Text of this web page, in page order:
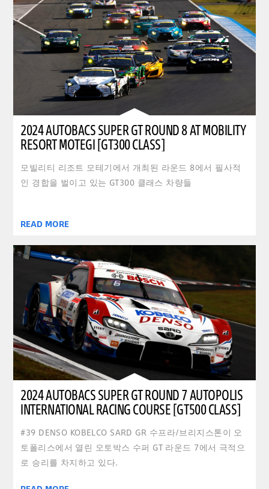
2024 AUTOBACS SUPER GT ROUND 8 AT MOBILITY
RESORT MOTEGI [GT300 CLASS]
모빌리티 리조트 모테기에서 개최된 라운드 8에서 필사적
인 경합을 벌이고 있는 GT300 클래스 차량들
READ MORE
2024 AUTOBACS SUPER GT ROUND 7 AUTOPOLIS
INTERNATIONAL RACING COURSE [GT500 CLASS]
#39 DENSO KOBELCO SARD GR 수프라/브리지스톤이 오
토폴리스에서 열린 오토박스 수퍼 GT 라운드 7에서 극적으
로 승리를 차지하고 있다.